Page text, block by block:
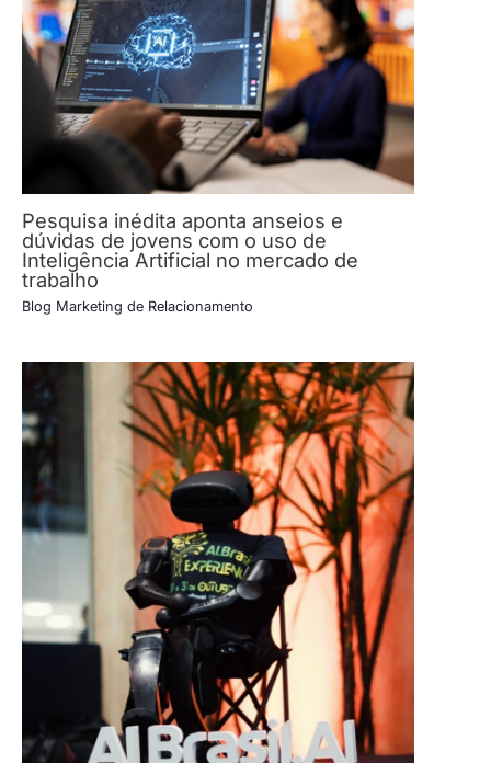
Pesquisa inédita aponta anseios e
dúvidas de jovens com o uso de
Inteligência Artificial no mercado de
trabalho
Blog Marketing de Relacionamento